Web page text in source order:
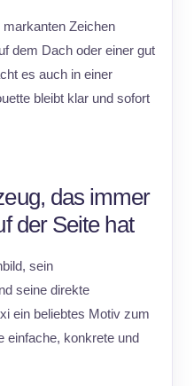
Zeichen
dem Dach oder einer gut
es auch in einer
bleibt klar und sofort
das immer
der Seite hat
sein
seine direkte
ein beliebtes Motiv zum
einfache, konkrete und